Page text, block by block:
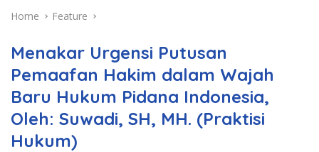
Home Feature
Menakar Urgensi Putusan
Pemaafan Hakim dalam Wajah
Baru Hukum Pidana Indonesia,
Oleh: Suwadi, SH, MH. (Praktisi
Hukum)